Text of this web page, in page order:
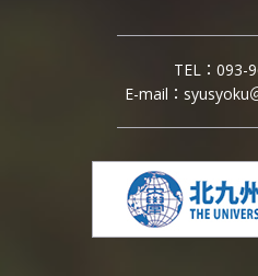
TEL：093-
E-mail： syusyoku